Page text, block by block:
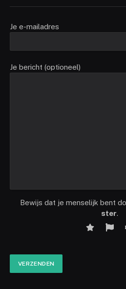
Je e-mailadres
Je bericht (optioneel)
Bewijs dat je menselijk bent
ster.